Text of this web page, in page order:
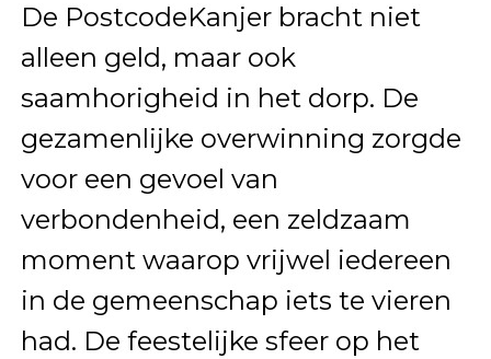
De PostcodeKanjer bracht niet
alleen geld, maar ook
saamhorigheid in het dorp. De
gezamenlijke overwinning zorgde
voor een gevoel van
verbondenheid, een zeldzaam
moment waarop vrijwel iedereen
in de gemeenschap iets te vieren
had. De feestelijke sfeer op het